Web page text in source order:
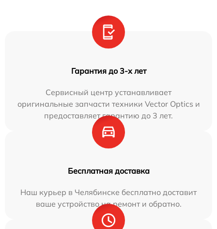
Гарантия до 3-х лет
Сервисный центр устанавливает
оригинальные запчасти техники Vector Optics и
предоставляет гарантию до 3 лет.
Бесплатная доставка
Наш курьер в Челябинске бесплатно доставит
ваше устройство на ремонт и обратно.